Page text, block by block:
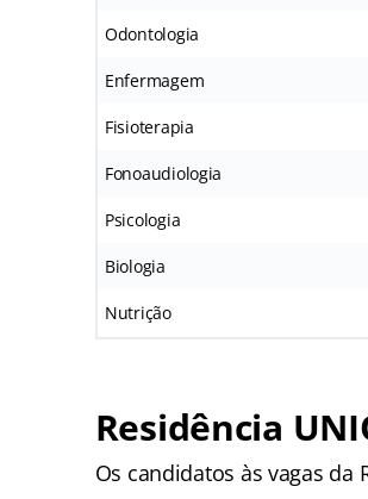
Odontologia
Enfermagem
Fisioterapia
Fonoaudiologia
Psicologia
Biologia
Nutrição
Residência
Os candidatos às vagas da